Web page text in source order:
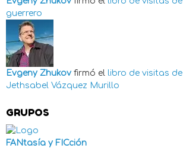
guerrero
Evgeny Zhukov firmó el libro de visitas de
Jethsabel Vázquez Murillo
GRUPOS
FANtasía y FICción